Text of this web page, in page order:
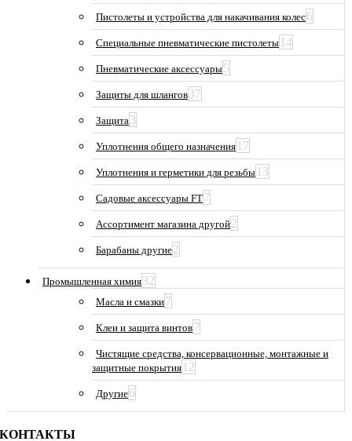
Пистолеты и устройства для накачивания колес6
Специальные пневматические пистолеты 14
Пневматические аксессуары5
Защиты для шлангов37
Защита3
Уплотнения общего назначения 17
Уплотнения и герметики для резьбы 13
Садовые аксессуары FT7
Ассортимент магазина другой2
Барабаны другие2
Промышленная химия32
Масла и смазки7
Клеи и защита винтов7
Чистящие средства, консервационные, монтажные и
защитные покрытия 12
Другие6
КОНТАКТЫ